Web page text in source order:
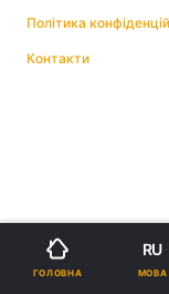
Політика
Контакти
ГОЛОВНА
RU
МОВА